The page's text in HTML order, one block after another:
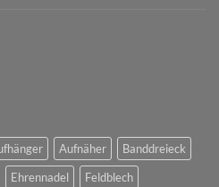
Aufnäher
Banddreieck
Ehrennadel
Feldblech